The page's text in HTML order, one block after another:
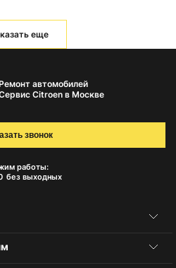
еще
автомобилей
Citroen в Москве
работы:
без выходных
звонок